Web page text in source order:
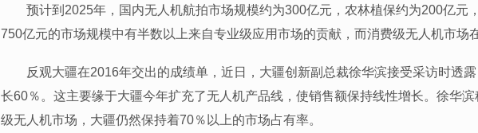
预计到2025年，国内无人机航拍市场规模约为300亿元，农林植保约为200亿元
750亿元的市场规模中有半数以上来自专业级应用市场的贡献，而消费级无人机市场
反观大疆在2016年交出的成绩单，近日，大疆创新副总裁徐华滨接受采访时透
长60％。这主要缘于大疆今年扩充了无人机产品线，使销售额保持线性增长。徐华
级无人机市场，大疆仍然保持着70％以上的市场占有率。